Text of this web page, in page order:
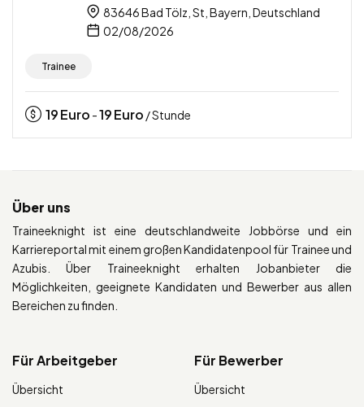
83646 Bad Tölz, St, Bayern, Deutschland
02/08/2026
Trainee
19Euro -19Euro / Stunde
Über uns
Traineeknight ist eine deutschlandweite Jobbörse und ein
Karriereportal mit einem großen Kandidatenpool für Trainee und
Azubis. Über Traineeknight erhalten Jobanbieter die
Möglichkeiten, geeignete Kandidaten und Bewerber aus allen
Bereichen zu finden.
Für Arbeitgeber
Übersicht
Für Bewerber
Übersicht